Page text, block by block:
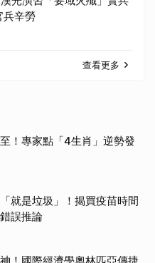
兵辛勞
查看更多
！專家點「4生肖」逆勢發
就是垃圾」！揭買疫苗時間
誤推論
！國際經濟學奧林匹亞傳捷